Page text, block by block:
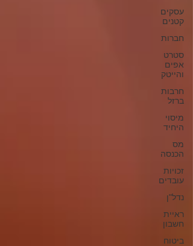
עסקים
קטנים
חברות
סטרט
אפים
והייטק
חרבות
ברזל
מיסוי
היחיד
מס
הכנסה
זכויות
עובדים
נדל"ן
ראיית
חשבון
ביטוח